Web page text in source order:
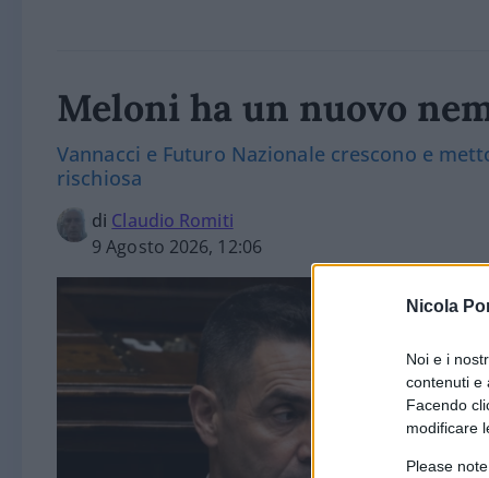
Nicola
Noi e i
contenuti e
Facendo
modificare
Please
Meloni ha un nuovo
Vannacci e Futuro Nazionale crescono e
rischiosa
di Claudio Romiti
9 Agosto 2026, 12:06